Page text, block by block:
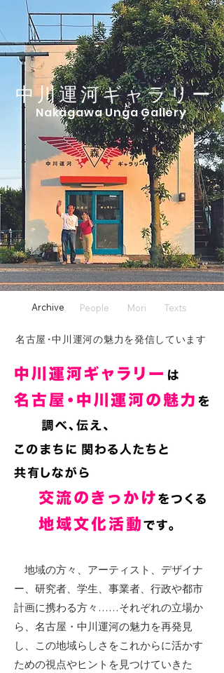
中川運河ギャラリー
Nakagawa Unga Gallery
Archive People Mori Texts
名古屋・中川運河の魅力を発信しています
地域の方々、アーティスト、デザイナ
ー、研究者、学生、事業者、行政や都市
計画に携わる方々……それぞれの立場か
ら、名古屋・中川運河の魅力を再発見
し、この地域らしさをこれからに活かす
ための視点やヒントを見つけていきた